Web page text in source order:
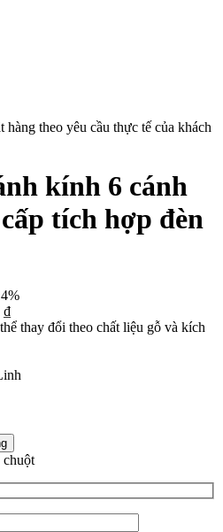
theo yêu cầu thực tế của khách
kính 6 cánh
tích hợp đèn
₫
thay đổi theo chất liệu gỗ và kích
chuột